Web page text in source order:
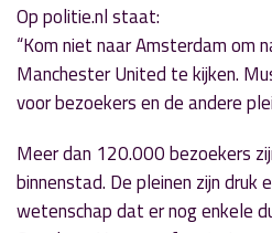
23 mei 2017
Op politie.nl staat:
“Kom niet naar Amsterdam om
Manchester United te kijken.
voor bezoekers en de andere
Meer dan 120.000 bezoekers
binnenstad. De pleinen zijn druk
wetenschap dat er nog enkele